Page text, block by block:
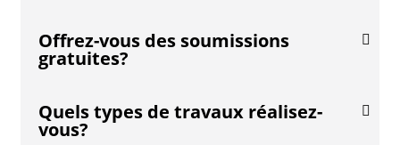
Offrez-vous des soumissions
gratuites?
Quels types de travaux réalisez-
vous?